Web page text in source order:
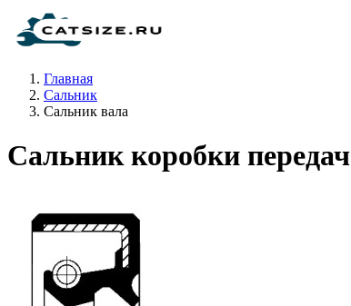
Главная
Сальник
Сальник вала
Сальник коробки передач